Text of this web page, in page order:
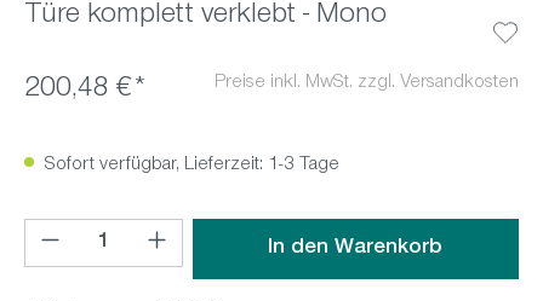
Türe komplett verklebt - Mono
200,48 €* Preise inkl. MwSt. zzgl. Versandkosten
Sofort verfügbar, Lieferzeit: 1-3 Tage
Produkt Anzahl: Gib den gewünschten Wert ein oder
In den Warenkorb